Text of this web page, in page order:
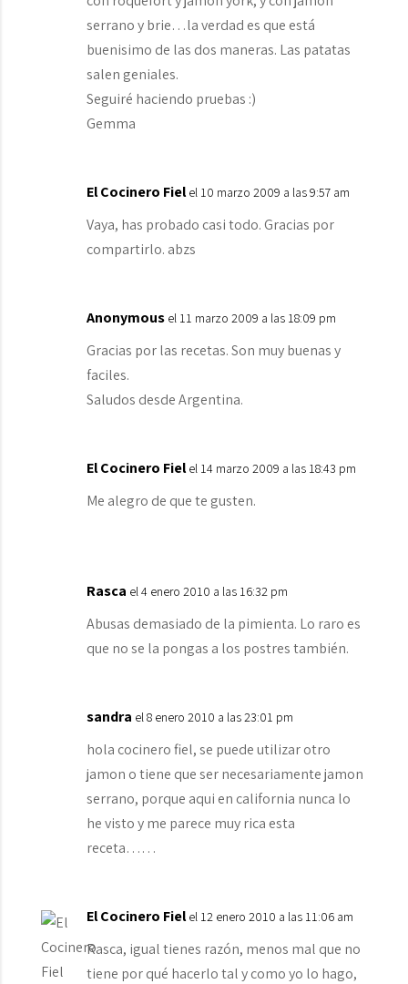
serrano y brie…la verdad es que está
buenisimo de las dos maneras. Las patatas
salen geniales.
Seguiré haciendo pruebas :)
Gemma
El Cocinero Fiel el 10 marzo 2009 a las 9:57 am
Vaya, has probado casi todo. Gracias por
compartirlo. abzs
Anonymous el 11 marzo 2009 a las 18:09 pm
Gracias por las recetas. Son muy buenas y
faciles.
Saludos desde Argentina.
El Cocinero Fiel el 14 marzo 2009 a las 18:43 pm
Me alegro de que te gusten.
Rasca el 4 enero 2010 a las 16:32 pm
Abusas demasiado de la pimienta. Lo raro es
que no se la pongas a los postres también.
sandra el 8 enero 2010 a las 23:01 pm
hola cocinero fiel, se puede utilizar otro
jamon o tiene que ser necesariamente jamon
serrano, porque aqui en california nunca lo
he visto y me parece muy rica esta
receta……
El Cocinero Fiel el 12 enero 2010 a las 11:06 am
Rasca, igual tienes razón, menos mal que no
tiene por qué hacerlo tal y como yo lo hago,